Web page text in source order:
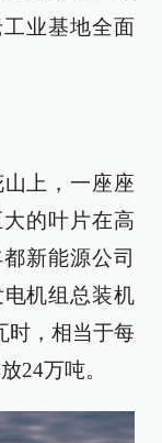
业基地全面
上，一座座
的叶片在高
新能源公司
机组总装机
时，相当于每
24万吨。